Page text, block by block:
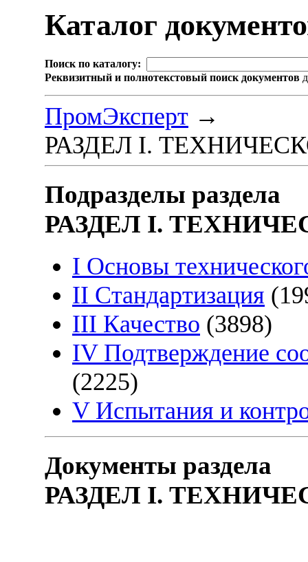
Каталог
Поиск по каталогу:
Реквизитный и полнотекстовый поиск документов
ПромЭксперт →
РАЗДЕЛ I.
Подразделы раздела
РАЗДЕЛ I.
I Основы
II Стандартизация
III Качество (3898)
IV Подтверждение
(2225)
V Испытания и
Документы раздела
РАЗДЕЛ I.